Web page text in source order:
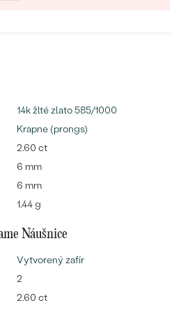
PREZRIEŤ
14k žlté zlato 585/1000
Krapne (prongs)
2.60 ct
6 mm
6 mm
1.44 g
Náušnice
Vytvorený zafír
2
2.60 ct